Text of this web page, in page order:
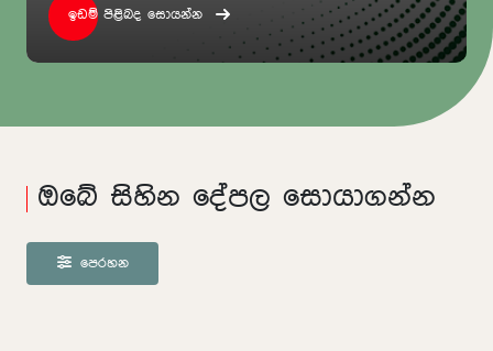
ඉඩම් පිළිබද සොයන්න
ඔබේ සිහින දේපල සොයාගන්න
පෙරහන